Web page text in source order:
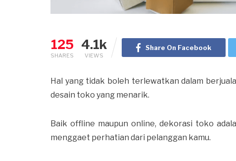
125
SHARES
4.1k
VIEWS
Share On Facebook
Hal yang tidak boleh terlewatkan dalam
desain toko yang menarik.
Baik offline maupun online, dekorasi toko
menggaet perhatian dari pelanggan kamu.